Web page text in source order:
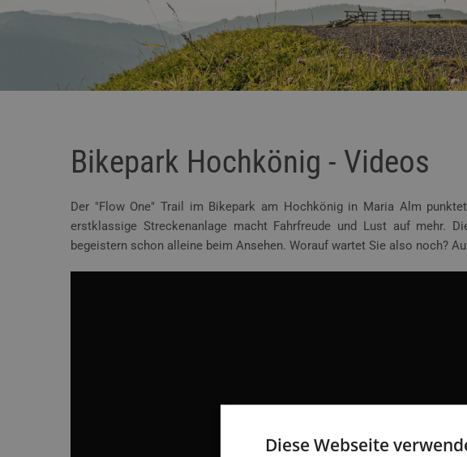
Bikepark Hochkönig - Videos
Der "Flow One" Trail im Bikepark am Hochkönig in Maria Alm
erstklassige Streckenanlage macht Fahrfreude und Lust auf mehr.
begeistern schon alleine beim Ansehen. Worauf wartet Sie also noch?
Diese Webseite